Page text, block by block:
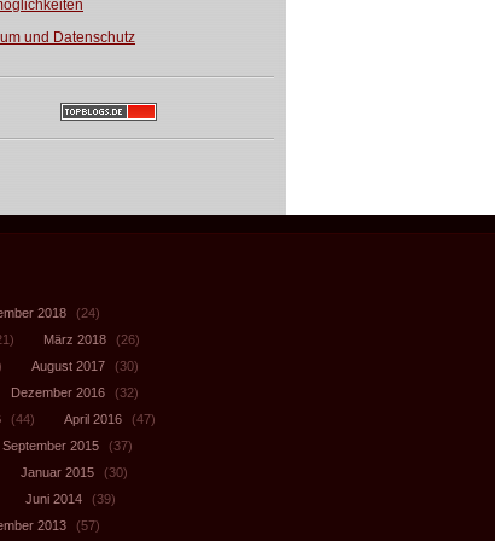
und Datenschutz
2018
(24)
März 2018
(26)
August 2017
(30)
Dezember 2016
(32)
(44) April 2016
(47)
September 2015
(37)
Januar 2015
(30)
Juni 2014
(39)
2013 (57)